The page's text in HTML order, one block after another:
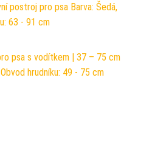
postroj pro psa Barva: Šedá,
63 - 91 cm
psa s vodítkem | 37 – 75 cm
hrudníku: 49 - 75 cm